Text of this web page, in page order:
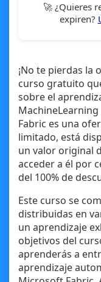
🚀 ¿Quieres
expiren?
¡No te pierdas la
curso gratuito
sobre el
Fabric es una
limitado, está
un valor original
acceder a él por
del 100% de
Este curso se
distribuidas en
un aprendizaje
objetivos del
aprenderás a
aprendizaje